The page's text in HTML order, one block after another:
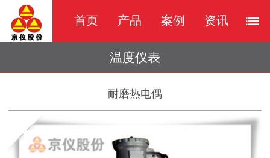
首页 产品 案例 资讯
温度仪表
耐磨热电偶